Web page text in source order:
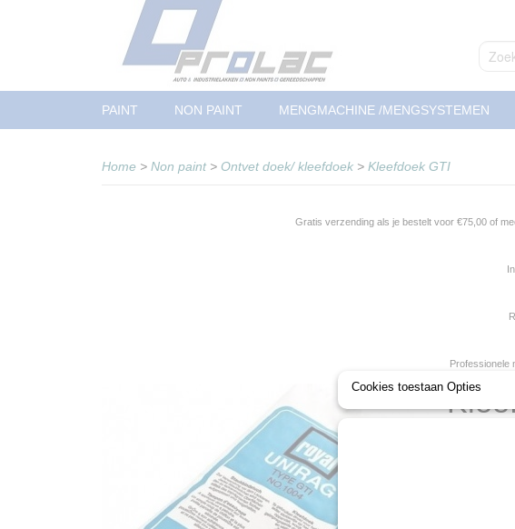
PAINT NON PAINT MENGMACHINE /MENGSYSTEMEN
Home > Non paint> Ontvet doek/ kleefdoek > Kleefdoek GTI
Gratis verzending als je bestelt voor €75,00 of
Professionele
Levertijd
Cookies toestaan Opties